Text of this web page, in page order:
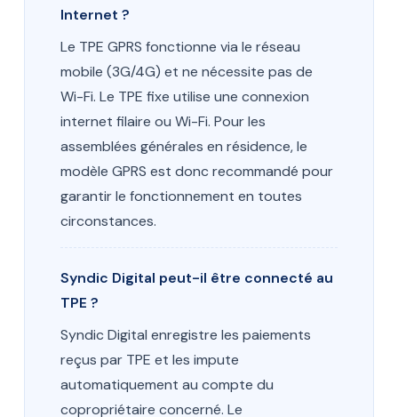
Internet ?
Le TPE GPRS fonctionne via le réseau
mobile (3G/4G) et ne nécessite pas de
Wi-Fi. Le TPE fixe utilise une connexion
internet filaire ou Wi-Fi. Pour les
assemblées générales en résidence, le
modèle GPRS est donc recommandé pour
garantir le fonctionnement en toutes
circonstances.
Syndic Digital peut-il être connecté au
TPE ?
Syndic Digital enregistre les paiements
reçus par TPE et les impute
automatiquement au compte du
copropriétaire concerné. Le